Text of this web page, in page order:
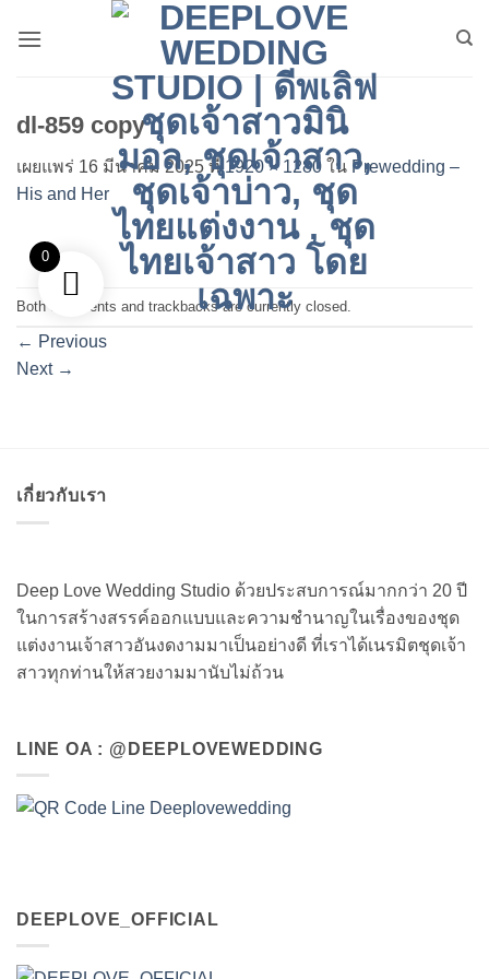
dl-859 copy
เผยแพร่ 16 มีนาคม 2025ที่1920 × 1280 ใน Prewedding –
His and Her
Both comments and trackbacks are currently closed.
← Previous
Next →
เกี่ยวกับเรา
Deep Love Wedding Studio ด้วยประสบการณ์มากกว่า 20 ปี
ในการสร้างสรรค์ออกแบบและความชำนาญในเรื่องของชุด
แต่งงานเจ้าสาวอันงดงามมาเป็นอย่างดี ที่เราได้เนรมิตชุดเจ้า
สาวทุกท่านให้สวยงามมานับไม่ถ้วน
LINE OA : @DEEPLOVEWEDDING
DEEPLOVE_OFFICIAL
0